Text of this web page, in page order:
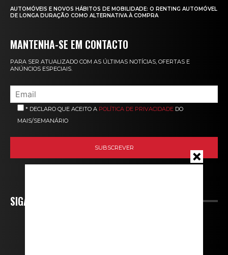
AUTOMÓVEIS E NOVOS HÁBITOS DE MOBILIDADE: O RENTING AUTOMÓVEL
DE LONGA DURAÇÃO COMO ALTERNATIVA À COMPRA
MANTENHA-SE EM CONTACTO
PARA SER ATUALIZADO COM AS ÚLTIMAS NOTÍCIAS, OFERTAS E
ANÚNCIOS ESPECIAIS.
* DECLARO QUE ACEITO A POLÍTICA DE PRIVACIDADE DO
MAIS/SEMANÁRIO
SIGA-NOS